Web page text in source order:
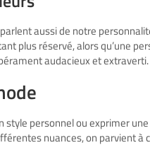
aussi de notre
plus réservé, alors qu’une
audacieux et extraverti.
style personnel ou exprimer
nuances, on parvient à